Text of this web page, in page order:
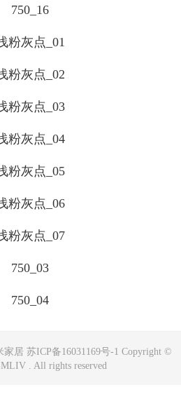
家居 苏ICP备16031169号-1 Copyright ©
. All rights reserved